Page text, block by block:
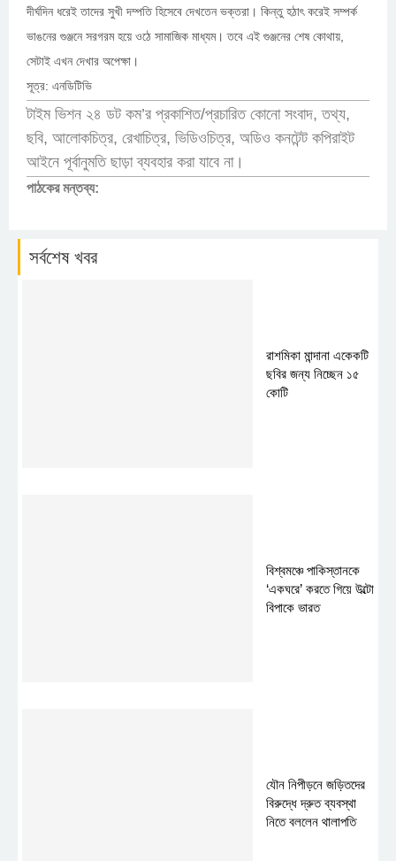
দীর্ঘদিন ধরেই তাদের সুখী দম্পতি হিসেবে দেখতেন ভক্তরা। কিন্তু হঠাৎ করেই সম্পর্ক
ভাঙনের গুঞ্জনে সরগরম হয়ে ওঠে সামাজিক মাধ্যম। তবে এই গুঞ্জনের শেষ কোথায়,
সেটাই এখন দেখার অপেক্ষা।
সূত্র: এনডিটিভি
টাইম ভিশন ২৪ ডট কম’র প্রকাশিত/প্রচারিত কোনো সংবাদ, তথ্য,
ছবি, আলোকচিত্র, রেখাচিত্র, ভিডিওচিত্র, অডিও কনটেন্ট কপিরাইট
আইনে পূর্বানুমতি ছাড়া ব্যবহার করা যাবে না।
পাঠকের মন্তব্য:
সর্বশেষ খবর
রাশমিকা মান্দানা একেকটি
ছবির জন্য নিচ্ছেন ১৫
কোটি
বিশ্বমঞ্চে পাকিস্তানকে
‘একঘরে’ করতে গিয়ে উল্টো
বিপাকে ভারত
যৌন নিপীড়নে জড়িতদের
বিরুদ্ধে দ্রুত ব্যবস্থা
নিতে বললেন থালাপতি